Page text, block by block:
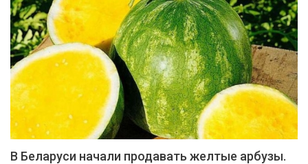
В Беларуси начали продавать желтые арбузы.